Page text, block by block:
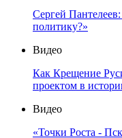
Сергей
политику?»
Видео
Как Крещение
проектом в
Видео
«Точки Роста -